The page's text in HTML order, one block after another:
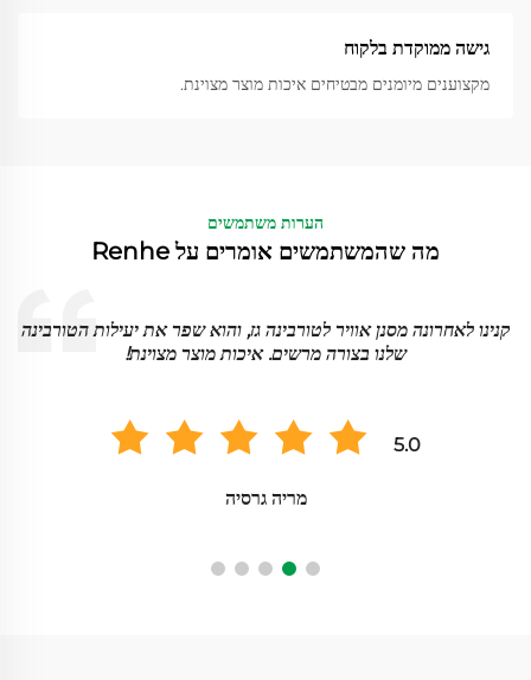
גישה ממוקדת בלקוח
מקצוענים מיומנים מבטיחים איכות מוצר מצוינת.
הערות משתמשים
מה שהמשתמשים אומרים על Renhe
קנינו לאחרונה מסנן אוויר לטורבינה גז, והוא שפר את יעילות הטורבינה
שלנו בצורה מרשים. איכות מוצר מצוינת!
5.0
מריה גרסיה